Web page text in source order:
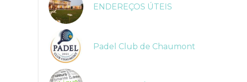
ENDEREÇOS ÚTEIS
Padel Club de Chaumont